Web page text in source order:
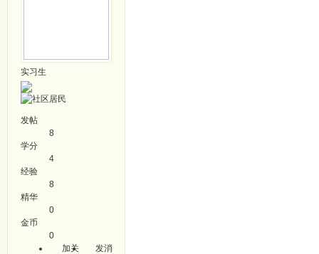
实习生
发帖
8
学分
4
经验
8
精华
0
金币
0
加关
发消